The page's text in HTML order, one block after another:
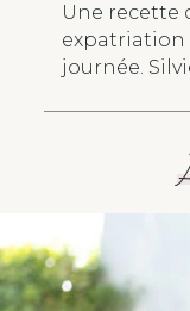
Une recette
expatriation
journée.